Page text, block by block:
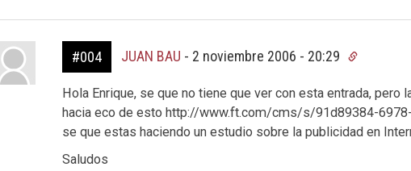
#004 JUAN BAU - 2 noviembre 2006 - 20:29
Hola Enrique, se que no tiene que ver con esta entrada, pero
hacia eco de esto http://www.ft.com/cms/s/91d89384-
se que estas haciendo un estudio sobre la publicidad en
Saludos